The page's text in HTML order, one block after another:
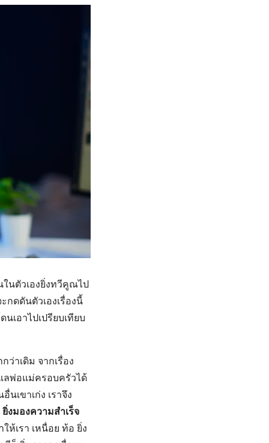
นตัวเองยิ่งทวีคูณไป
ดดันตัวเองเรื่องนี้
เอาไปเปรียบเทียบ
ว่าเดิม จากเรื่อง
ลพ่อแม่ครอบครัวได้
เขาเก่ง เราจึง
ยิ่งมองความสำเร็จ
เรา เหนื่อย ท้อ ยิ่ง